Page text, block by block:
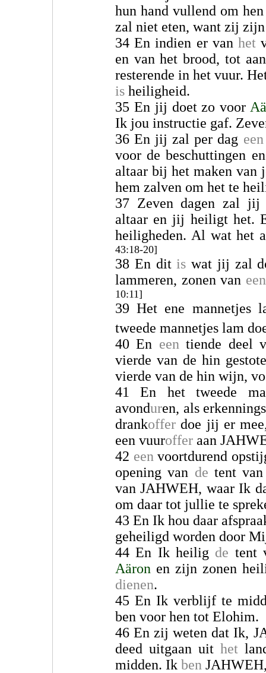
hun hand vullend om
zal niet eten, want zij
34 En indien er van het
en van het brood, tot
resterende in het vuur.
is heiligheid.
35 En jij doet zo voor
Ik jou instructie gaf.
36 En jij zal per dag een
voor de beschuttingen
altaar bij het maken van
hem zalven om het te
37 Zeven dagen zal
altaar en jij heiligt het.
heiligheden. Al wat het
43:18-20]
38 En dit is wat jij zal
lammeren, zonen van een
10:11]
39 Het ene mannetjes
tweede mannetjes lam
40 En een tiende deel
vierde van de hin
vierde van de hin wijn,
41 En het tweede
avonduren, als erkennings
drankoffer doe jij er
een vuuroffer aan
42 een voortdurend
opening van de tent
van JAHWEH, waar Ik
om daar tot jullie te
43 En Ik hou daar
geheiligd worden door
44 En Ik heilig de tent
Aäron en zijn zonen
dienen.
45 En Ik verblijf te
ben voor hen tot Elohim.
46 En zij weten dat Ik,
deed uitgaan uit het
midden. Ik ben